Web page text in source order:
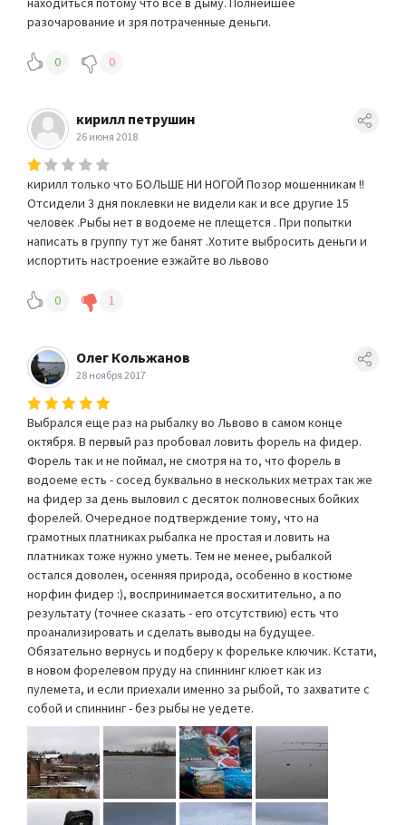
разочарование и зря потраченные деньги.
0 0
кирилл петрушин
26 июня 2018
кирилл только что БОЛЬШЕ НИ НОГОЙ Позор мошенникам !!
Отсидели 3 дня поклевки не видели как и все другие 15
человек .Рыбы нет в водоеме не плещется . При попытки
написать в группу тут же банят .Хотите выбросить деньги и
испортить настроение езжайте во львово
0 1
Олег Кольжанов
28 ноября 2017
Выбрался еще раз на рыбалку во Львово в самом конце
октября. В первый раз пробовал ловить форель на фидер.
Форель так и не поймал, не смотря на то, что форель в
водоеме есть - сосед буквально в нескольких метрах так же
на фидер за день выловил с десяток полновесных бойких
форелей. Очередное подтверждение тому, что на
грамотных платниках рыбалка не простая и ловить на
платниках тоже нужно уметь. Тем не менее, рыбалкой
остался доволен, осенняя природа, особенно в костюме
норфин фидер :), воспринимается восхитительно, а по
результату (точнее сказать - его отсутствию) есть что
проанализировать и сделать выводы на будущее.
Обязательно вернусь и подберу к форельке ключик. Кстати,
в новом форелевом пруду на спиннинг клюет как из
пулемета, и если приехали именно за рыбой, то захватите с
собой и спиннинг - без рыбы не уедете.